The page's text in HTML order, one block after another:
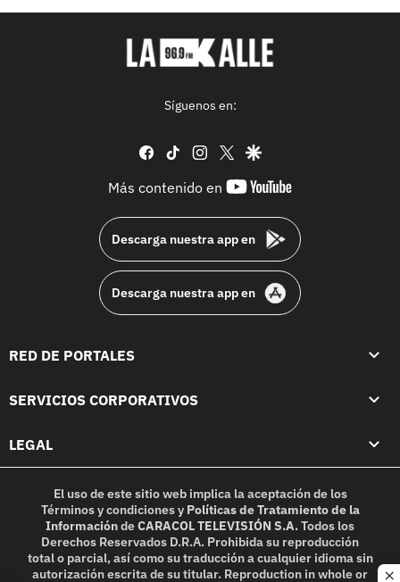
Síguenos en:
facebook
tiktok instagram
twittergoogle
Más contenido en
youtube-
Descarga nuestra app en
Descarga nuestra app en
RED DE PORTALES
SERVICIOS CORPORATIVOS
LEGAL
El uso de este sitio web implica la aceptación de los
Términos y condicionesy Políticas de Tratamiento de la
InformacióndeCARACOL TELEVISIÓN S.A.Todos los
Derechos Reservados D.R.A. Prohibida su reproducción
total o parcial, así como su traducción a cualquier idioma sin
autorización escrita de su titular. Reproduction in whole or